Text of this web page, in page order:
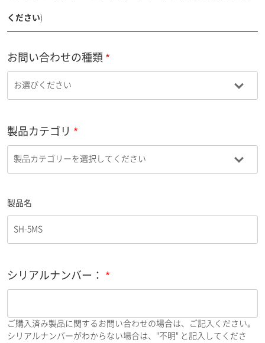
ください)
お問い合わせの種類
製品カテゴリ
製品名
シリアルナンバー：
ご購入済み製品に関するお問い合わせの場合は、ご記入ください。
シリアルナンバーがわからない場合は、"不明" と記入してくださ